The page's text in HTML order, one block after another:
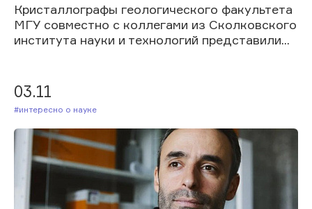
Кристаллографы геологического факультета
МГУ совместно с коллегами из Сколковского
института науки и технологий представили...
03.11
#Интересно о науке